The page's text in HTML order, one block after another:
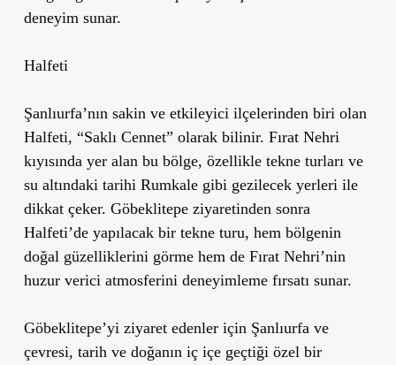
deneyim sunar.
Halfeti
Şanlıurfa’nın sakin ve etkileyici ilçelerinden biri olan
Halfeti, “Saklı Cennet” olarak bilinir. Fırat Nehri
kıyısında yer alan bu bölge, özellikle tekne turları ve
su altındaki tarihi Rumkale gibi gezilecek yerleri ile
dikkat çeker. Göbeklitepe ziyaretinden sonra
Halfeti’de yapılacak bir tekne turu, hem bölgenin
doğal güzelliklerini görme hem de Fırat Nehri’nin
huzur verici atmosferini deneyimleme fırsatı sunar.
Göbeklitepe’yi ziyaret edenler için Şanlıurfa ve
çevresi, tarih ve doğanın iç içe geçtiği özel bir